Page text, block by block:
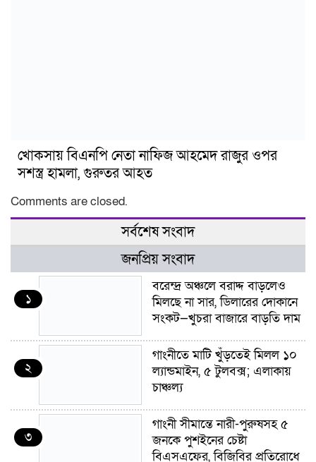
খোকসায় বিএনপি নেতা নাফিজ আহমেদ রাজুর ওপর
সশস্ত্র হামলা, গুরুতর আহত
Comments are closed.
সর্বশেষ সংবাদ
জনপ্রিয় সংবাদ
১
বরেন্দ্র অঞ্চলে বরাদ্দ বাড়লেও
মিলছে না সার, ডিলারের দোকানে
সংকট—খুচরা বাজারে বাড়তি দাম
২
গাংনীতে মাটি খুঁড়তেই মিলল ১০
ল্যান্ডমাইন, ৫ টুলবক্স; এলাকায়
চাঞ্চল্য
৩
গাংনী সীমান্তে নারী-পুরুষসহ ৫
জনকে পুশইনের চেষ্টা
বিএসএফের, বিজিবির প্রতিরোধে